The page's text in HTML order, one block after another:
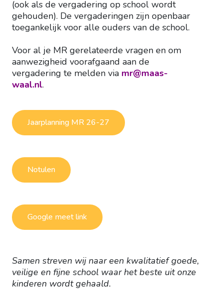
(ook als de vergadering op school wordt
gehouden). De vergaderingen zijn openbaar
toegankelijk voor alle ouders van de school.
Voor al je MR gerelateerde vragen en om
aanwezigheid voorafgaand aan de
vergadering te melden via mr@maas-
waal.nl.
Jaarplanning MR 26-27
Notulen
Google meet link
Samen streven wij naar een kwalitatief goede,
veilige en fijne school waar het beste uit onze
kinderen wordt gehaald.